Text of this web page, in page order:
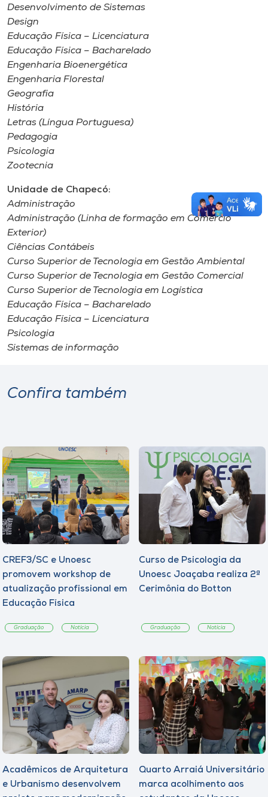
Desenvolvimento de Sistemas
Design
Educação Física – Licenciatura
Educação Física – Bacharelado
Engenharia Bioenergética
Engenharia Florestal
Geografia
História
Letras (Língua Portuguesa)
Pedagogia
Psicologia
Zootecnia
Unidade de Chapecó:
Administração
Administração (Linha de formação em Comércio
Exterior)
Ciências Contábeis
Curso Superior de Tecnologia em Gestão Ambiental
Curso Superior de Tecnologia em Gestão Comercial
Curso Superior de Tecnologia em Logística
Educação Física – Bacharelado
Educação Física – Licenciatura
Psicologia
Sistemas de informação
Confira também
CREF3/SC e Unoesc
promovem workshop de
atualização profissional em
Educação Física
Graduação Notícia
Curso de Psicologia da
Unoesc Joaçaba realiza 2ª
Cerimônia do Botton
Graduação Notícia
Acadêmicos de Arquitetura
e Urbanismo desenvolvem
Quarto Arraiá Universitário
marca acolhimento aos